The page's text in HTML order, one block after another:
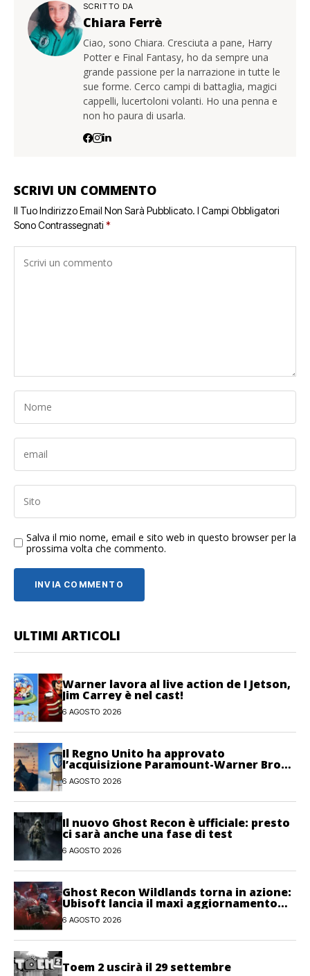
SCRITTO DA
Chiara Ferrè
Ciao, sono Chiara. Cresciuta a pane, Harry
Potter e Final Fantasy, ho da sempre una
grande passione per la narrazione in tutte le
sue forme. Cerco campi di battaglia, magici
cappelli, lucertoloni volanti. Ho una penna e
non ho paura di usarla.
SCRIVI UN COMMENTO
Il Tuo Indirizzo Email Non Sarà Pubblicato. I Campi Obbligatori
Sono Contrassegnati *
Salva il mio nome, email e sito web in questo browser per la
prossima volta che commento.
ULTIMI ARTICOLI
Warner lavora al live action de I Jetson,
Jim Carrey è nel cast!
6 AGOSTO 2026
Il Regno Unito ha approvato
l’acquisizione Paramount-Warner Bros
Discovery
6 AGOSTO 2026
Il nuovo Ghost Recon è ufficiale: presto
ci sarà anche una fase di test
6 AGOSTO 2026
Ghost Recon Wildlands torna in azione:
Ubisoft lancia il maxi aggiornamento
gratuito Last Rites
6 AGOSTO 2026
Toem 2 uscirà il 29 settembre